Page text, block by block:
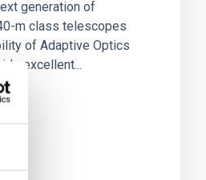
generation of
m class telescopes
of Adaptive Optics
excellent...